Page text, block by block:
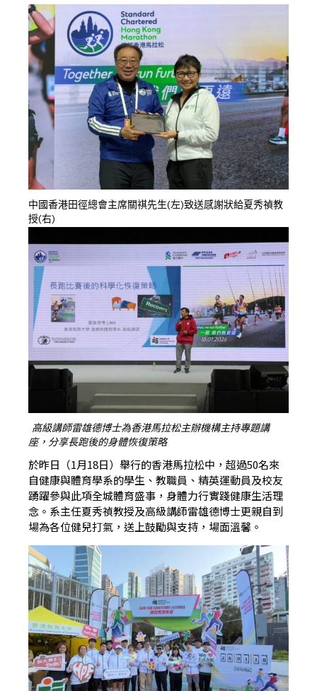
中國香港田徑總會主席關祺先生(左)致送感謝狀給夏秀禎教
授(右)
高級講師雷雄德博士為香港馬拉松主辦機構主持專題講
座，分享長跑後的身體恢復策略
於昨日（1月18日）舉行的香港馬拉松中，超過50名來
自健康與體育學系的學生、教職員、精英運動員及校友
踴躍參與此項全城體育盛事，身體力行實踐健康生活理
念。系主任夏秀禎教授及高級講師雷雄德博士更親自到
場為各位健兒打氣，送上鼓勵與支持，場面溫馨。